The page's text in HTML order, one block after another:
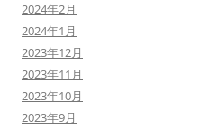
2024年2月
2024年1月
2023年12月
2023年11月
2023年10月
2023年9月